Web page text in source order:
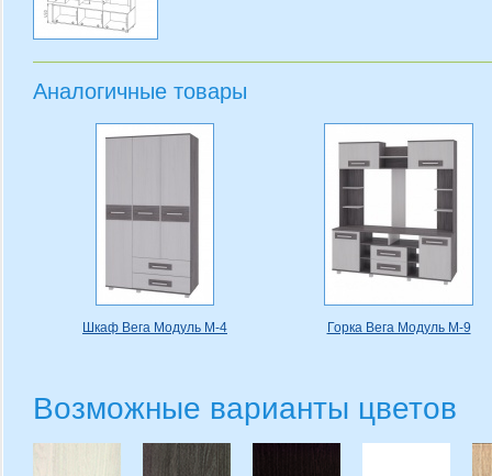
Аналогичные товары
Шкаф Вега Модуль М-4 Горка Вега Модуль М-9
Возможные варианты цветов